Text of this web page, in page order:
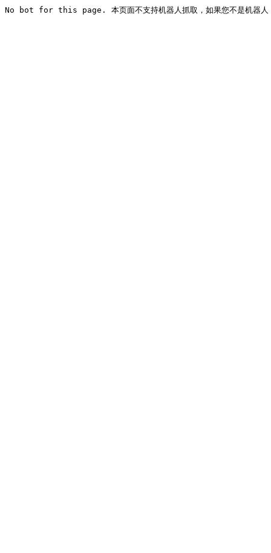
No bot for this page. 本页面不支持机器人抓取，如果您不是机器人，